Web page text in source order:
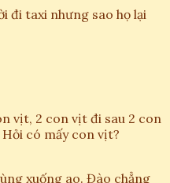
đi taxi nhưng sao họ lại
vịt, 2 con vịt đi sau 2 con
có mấy con vịt?
xuống ao. Đào chẳng